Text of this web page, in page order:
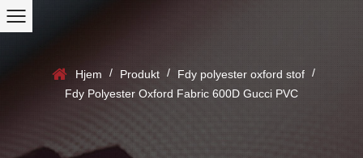
Hjem / Produkt / Fdy polyester oxford stof /
Fdy Polyester Oxford Fabric 600D Gucci PVC